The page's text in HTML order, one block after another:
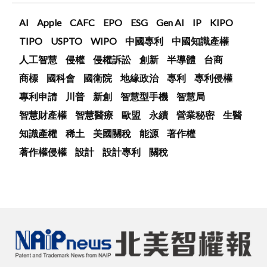
AI Apple CAFC EPO ESG Gen AI IP
KIPO
TIPO
USPTO WIPO 中國專利
中國知識產權
人工智慧
侵權 侵權訴訟 創新 半導體
台商
商標
國科會 國衛院 地緣政治 專利
專利侵權
專利申請
川普 新創 智慧型手機
智慧局
智慧財產權
智慧醫療 歐盟 永續 營業秘密
生醫
知識產權
稀土 美國關稅 能源
著作權
著作權侵權
設計 設計專利 關稅